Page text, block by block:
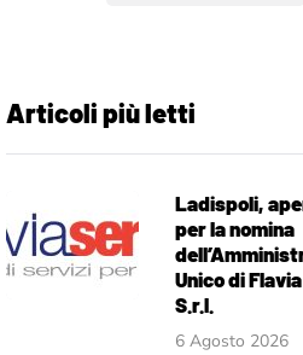
Articoli più letti
Ladispoli,
per la nomina
Unico di
S.r.l.
6 Agosto 2026